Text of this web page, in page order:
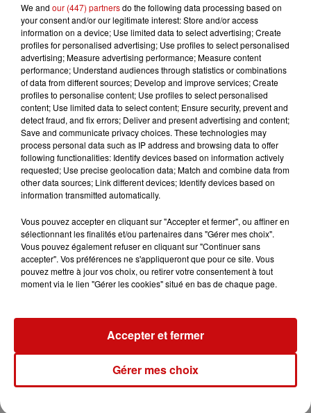
Le 1er novembre à 20h aura lieu un concert caritatif au
profit de la fondation wolfberger à Houssen.
C'est le chœur d'hommes de Griesbach au val qui se
produira avec notamment la présence de Patrick breitel
alias Albert de la vallée de munster.
Les bénéfices seront reversés à la fondation wolfberger
qui finance des projets en faveur des personnes
vulnérables (handicap, vieillesse, pauvreté).
Tarif 12€ / buvette et petite restauration.
du13 octobre 2025 à 15h58
au31 octobre 2025 à 15h58
We and our (447) partnersdo the following data processing based on
your consent and/or our legitimate interest: Store and/or access
information on a device; Use limited data to select advertising; Create
profiles for personalised advertising; Use profiles to select personalised
advertising; Measure advertising performance; Measure content
performance; Understand audiences through statistics or combinations
of data from different sources; Develop and improve services; Create
profiles to personalise content; Use profiles to select personalised
content; Use limited data to select content; Ensure security, prevent and
detect fraud, and fix errors; Deliver and present advertising and content;
Save and communicate privacy choices. These technologies may
process personal data such as IP address and browsing data to offer
following functionalities: Identify devices based on information actively
requested; Use precise geolocation data; Match and combine data from
other data sources; Link different devices; Identify devices based on
information transmitted automatically.
Vous pouvez accepter en cliquant sur "Accepter et fermer", ou affiner en
sélectionnant les finalités et/ou partenaires dans "Gérer mes choix".
Vous pouvez également refuser en cliquant sur "Continuer sans
accepter". Vos préférences ne s'appliqueront que pour ce site. Vous
pouvez mettre à jour vos choix, ou retirer votre consentement à tout
moment via le lien "Gérer les cookies" situé en bas de chaque page.
Gérer mes choix
Accepter et fermer